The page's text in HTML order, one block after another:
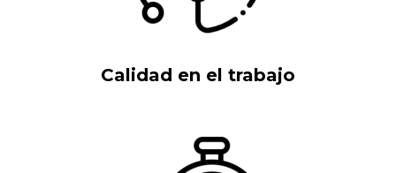
Calidad en el trabajo